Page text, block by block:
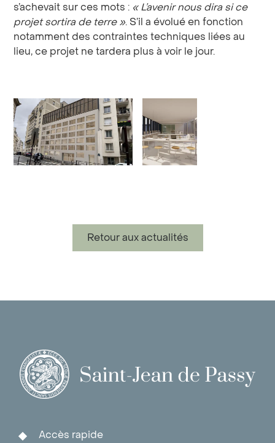
s’achevait sur ces mots : « L’avenir nous dira si ce
projet sortira de terre ». S’il a évolué en fonction
notamment des contraintes techniques liées au
lieu, ce projet ne tardera plus à voir le jour.
Retour aux actualités
Accès rapide